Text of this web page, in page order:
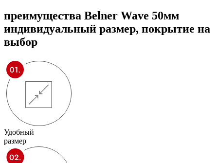
преимущества Belner Wave 50мм
индивидуальный размер, покрытие на
выбор
Удобный
размер